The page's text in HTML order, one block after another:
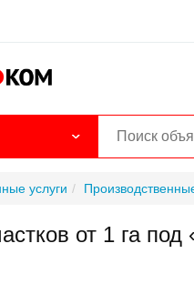
услуги
от 1 га под